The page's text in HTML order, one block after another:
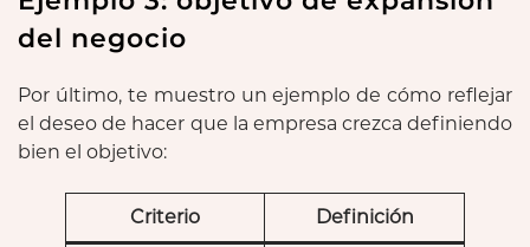
del negocio
Por último, te muestro un ejemplo de cómo reflejar
el deseo de hacer que la empresa crezca definiendo
bien el objetivo:
Criterio Definición